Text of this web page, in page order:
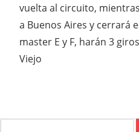
vuelta al circuito,
a Buenos Aires y cerrará
master E y F, harán 3
Viejo